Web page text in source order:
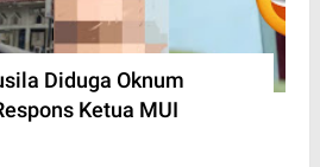
Diduga Oknum
Ketua MUI